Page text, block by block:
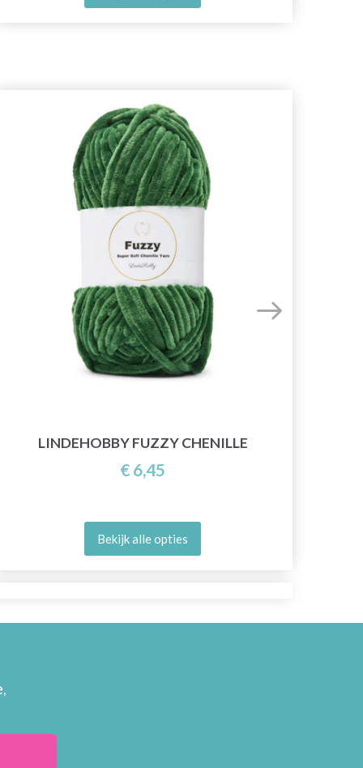
LINDEHOBBY FUZZY CHENILLE
€ 6,45
Bekijk alle opties